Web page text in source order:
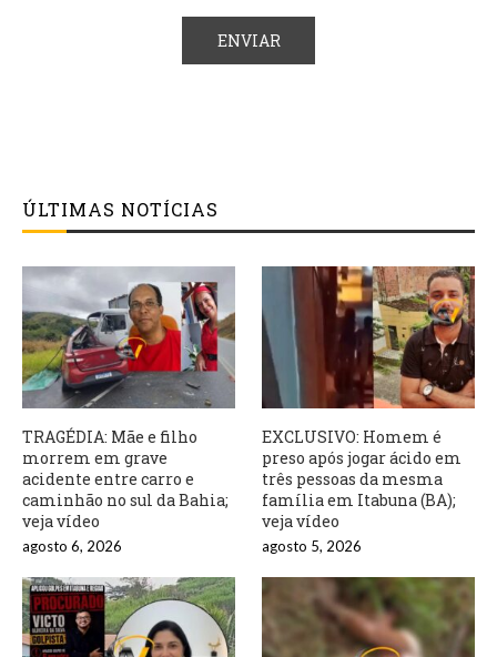
ÚLTIMAS NOTÍCIAS
TRAGÉDIA: Mãe e filho
morrem em grave
acidente entre carro e
caminhão no sul da Bahia;
veja vídeo
agosto 6, 2026
EXCLUSIVO: Homem é
preso após jogar ácido em
três pessoas da mesma
família em Itabuna (BA);
veja vídeo
agosto 5, 2026